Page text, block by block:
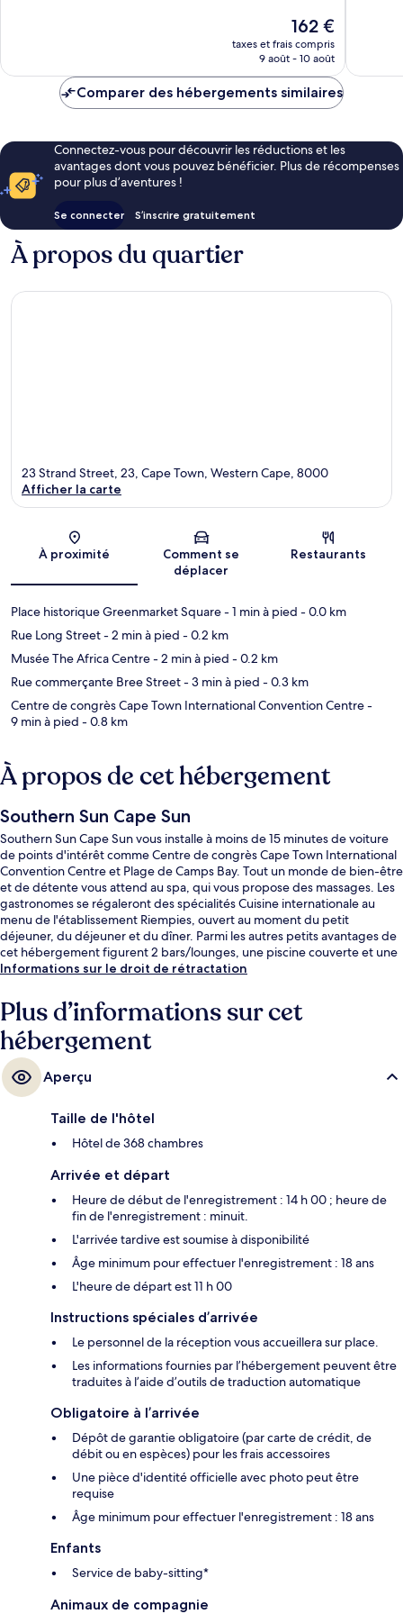
Le
nouveau
prix
de
162 €
taxes et frais compris
9 août - 10 août
Comparer des hébergements similaires
Connectez-vous pour découvrir les réductions et les
avantages dont vous pouvez bénéficier. Plus de récompenses
pour plus d’aventures !
Se connecter S’inscrire gratuitement
À propos du quartier
Carte
23 Strand Street, 23, Cape Town, Western Cape, 8000
Afficher la carte
À proximité
Comment se
déplacer
Restaurants
Place historique Greenmarket Square- 1 min à pied - 0.0 km
Rue Long Street- 2 min à pied - 0.2 km
Musée The Africa Centre- 2 min à pied - 0.2 km
Rue commerçante Bree Street- 3 min à pied - 0.3 km
Centre de congrès Cape Town International Convention Centre-
9 min à pied - 0.8 km
À propos de cet hébergement
Southern Sun Cape Sun
Southern Sun Cape Sun vous installe à moins de 15 minutes de voiture
de points d'intérêt comme Centre de congrès Cape Town International
Convention Centre et Plage de Camps Bay. Tout un monde de bien-être
et de détente vous attend au spa, qui vous propose des massages. Les
gastronomes se régaleront des spécialités Cuisine internationale au
menu de l'établissement Riempies, ouvert au moment du petit
déjeuner, du déjeuner et du dîner. Parmi les autres petits avantages de
cet hébergement figurent 2 bars/lounges, une piscine couverte et une
salle de fitness ouverte 24 h/24. Les autres voyageurs adorent le
Informations sur le droit de rétractation
Plus d’informations sur cet
hébergement
Aperçu
Taille de l'hôtel
Hôtel de 368 chambres
Arrivée et départ
Heure de début de l'enregistrement : 14 h 00 ; heure de
fin de l'enregistrement : minuit.
L'arrivée tardive est soumise à disponibilité
Âge minimum pour effectuer l'enregistrement : 18 ans
L'heure de départ est 11 h 00
Instructions spéciales d’arrivée
Le personnel de la réception vous accueillera sur place.
Les informations fournies par l’hébergement peuvent être
traduites à l’aide d’outils de traduction automatique
Obligatoire à l’arrivée
Dépôt de garantie obligatoire (par carte de crédit, de
débit ou en espèces) pour les frais accessoires
Une pièce d'identité officielle avec photo peut être
requise
Âge minimum pour effectuer l'enregistrement : 18 ans
Enfants
Service de baby-sitting*
Animaux de compagnie